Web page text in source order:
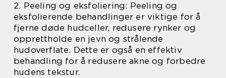
2. Peeling og eksfoliering: Peeling og
eksfolierende behandlinger er viktige for å
fjerne døde hudceller, redusere rynker og
opprettholde en jevn og strålende
hudoverflate. Dette er også en effektiv
behandling for å redusere akne og forbedre
hudens tekstur.